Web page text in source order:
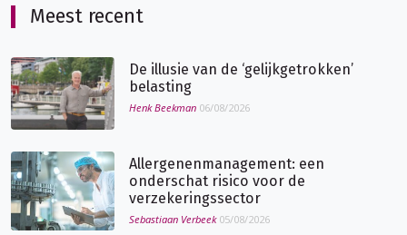
Meest recent
De illusie van de ‘gelijkgetrokken’
belasting
Henk Beekman 06/08/2026
Allergenenmanagement: een
onderschat risico voor de
verzekeringssector
Sebastiaan Verbeek 05/08/2026